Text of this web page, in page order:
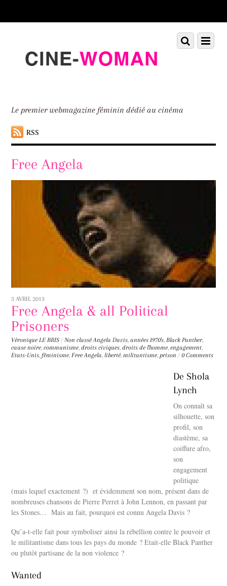
down
Le premier webmagazine féminin dédié au cinéma
RSS
Menu
Scroll
down
Free Angela
3 AVRIL 2013
Free Angela & all Political
Prisoners
Véronique LE BRIS / Non classé Angela Davis,années 1970's, Black Panther,
cause noire,communisme,droits civiques,droits de l'homme,engagement,
Etats-Unis, féminisme, Free Angela,liberté, militantisme, prison / 0 Comments
De Shola
Lynch
On connaît sa
silhouette, son
profil, son
diastème, sa
coiffure afro,
son
engagement
politique
(mais lequel exactement ?) et évidemment son nom, présent dans de
nombreuses chansons de Pierre Perret à John Lennon, en passant par
les Stones… Mais au fait, pourquoi est connu Angela Davis ?
Qu’a-t-elle fait pour symboliser ainsi la rébellion contre le pouvoir et
le militantisme dans tous les pays du monde ? Etait-elle Black Panther
ou plutôt partisane de la non violence ?
Wanted